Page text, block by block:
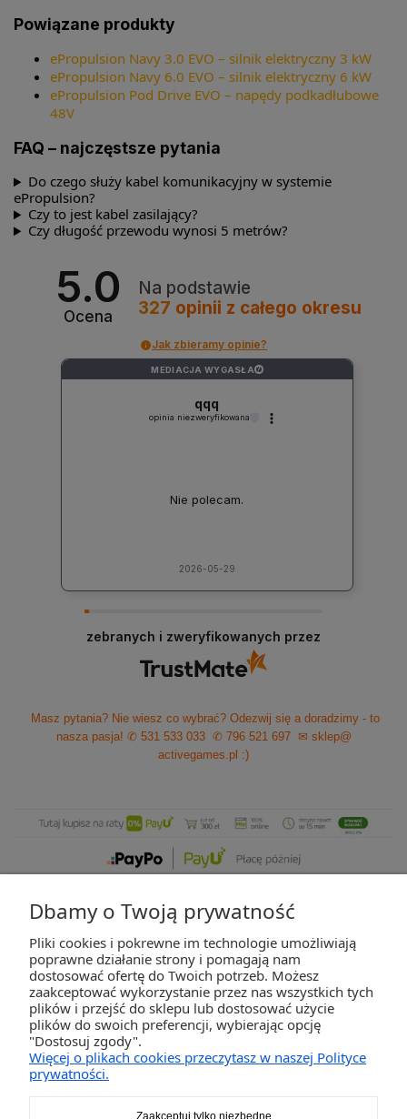
Powiązane produkty
ePropulsion Navy 3.0 EVO – silnik elektryczny 3 kW
ePropulsion Navy 6.0 EVO – silnik elektryczny 6 kW
ePropulsion Pod Drive EVO – napędy podkadłubowe
48V
FAQ – najczęstsze pytania
Do czego służy kabel komunikacyjny w systemie
ePropulsion?
Czy to jest kabel zasilający?
Czy długość przewodu wynosi 5 metrów?
5.0
Ocena
Na podstawie
327 opinii z całego okresu
Jak zbieramy opinie?
MEDIACJA WYGASŁA ?
qqq
opinia niezweryfikowana
Nie polecam.
2026-05-29
zebranych i zweryfikowanych przez
Masz pytania? Nie wiesz co wybrać? Odezwij się a doradzimy - to
nasza pasja! ✆ 531 533 033 ✆ 796 521 697
✉ sklep@
activegames.pl :)
ZAKUPY
POMOC
Dbamy o Twoją prywatność
Pliki cookies i pokrewne im technologie umożliwiają
poprawne działanie strony i pomagają nam
dostosować ofertę do Twoich potrzeb. Możesz
zaakceptować wykorzystanie przez nas wszystkich tych
plików i przejść do sklepu lub dostosować użycie
plików do swoich preferencji, wybierając opcję
"Dostosuj zgody".
Więcej o plikach cookies przeczytasz w naszej Polityce
prywatności.
Zaakceptuj tylko niezbędne